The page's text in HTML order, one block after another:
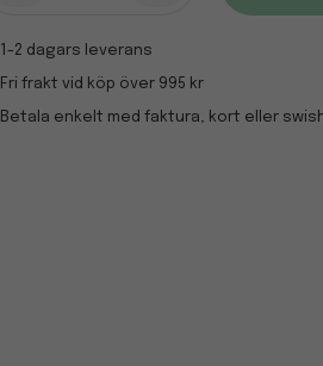
1-2 dagars leverans
Fri frakt vid köp över 995 kr
Betala enkelt med faktura, kort eller